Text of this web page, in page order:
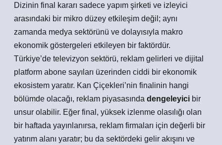
Dizinin final kararı sadece yapım şirketi ve izleyici
arasındaki bir mikro düzey etkileşim değil; aynı
zamanda medya sektörünü ve dolayısıyla makro
ekonomik göstergeleri etkileyen bir faktördür.
Türkiye’de televizyon sektörü, reklam gelirleri ve dijital
platform abone sayıları üzerinden ciddi bir ekonomik
ekosistem yaratır. Kan Çiçekleri’nin finalinin hangi
bölümde olacağı, reklam piyasasında dengeleyici bir
unsur olabilir. Eğer final, yüksek izlenme olasılığı olan
bir haftada yayınlanırsa, reklam firmaları için değerli bir
yatırım alanı yaratır; bu da sektördeki gelir akışını ve